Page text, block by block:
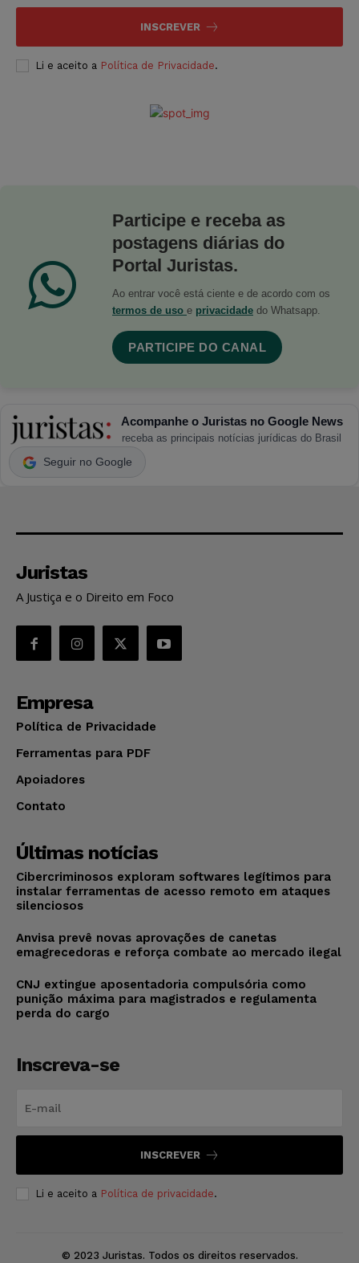
INSCREVER
Li e aceito a Política de Privacidade.
Participe e receba as
postagens diárias do
Portal Juristas.
Ao entrar você está ciente e de acordo com os
termos de uso e privacidade do Whatsapp.
PARTICIPE DO CANAL
Acompanhe o Juristas no Google News
receba as principais notícias jurídicas do Brasil
Seguir no Google
Juristas
A Justiça e o Direito em Foco
Empresa
Política de Privacidade
Ferramentas para PDF
Apoiadores
Contato
Últimas notícias
Cibercriminosos exploram softwares legítimos para
instalar ferramentas de acesso remoto em ataques
silenciosos
Anvisa prevê novas aprovações de canetas
emagrecedoras e reforça combate ao mercado ilegal
CNJ extingue aposentadoria compulsória como
punição máxima para magistrados e regulamenta
perda do cargo
Inscreva-se
INSCREVER
Li e aceito a Política de privacidade.
© 2023 Juristas. Todos os direitos reservados.